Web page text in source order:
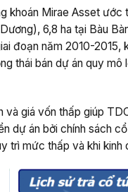
khoán Mirae Asset ước
6,8 ha tại Bàu
đoạn năm 2010-
thái bán dự án quy
và giá vốn thấp giúp
dự án bởi chính sách
trì mức thấp và khi kinh